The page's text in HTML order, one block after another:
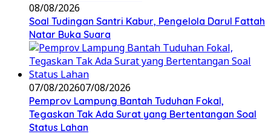
08/08/2026
Soal Tudingan Santri Kabur, Pengelola Darul Fattah
Natar Buka Suara
07/08/202607/08/2026
Pemprov Lampung Bantah Tuduhan Fokal,
Tegaskan Tak Ada Surat yang Bertentangan Soal
Status Lahan